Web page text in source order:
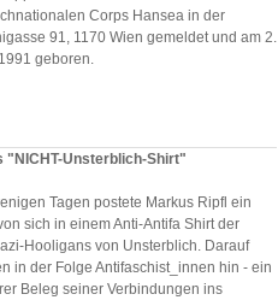
Corps Hansea in der
91, 1170 Wien gemeldet und am 2.
geboren.
"NICHT-Unsterblich-Shirt"
Tagen postete Markus Ripfl ein
sich in einem Anti-Antifa Shirt der
Hooligans von Unsterblich. Darauf
in der Folge Antifaschist_innen hin - ein
Beleg seiner Verbindungen ins